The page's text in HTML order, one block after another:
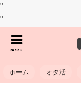
"
"
menu
ホーム オタ活